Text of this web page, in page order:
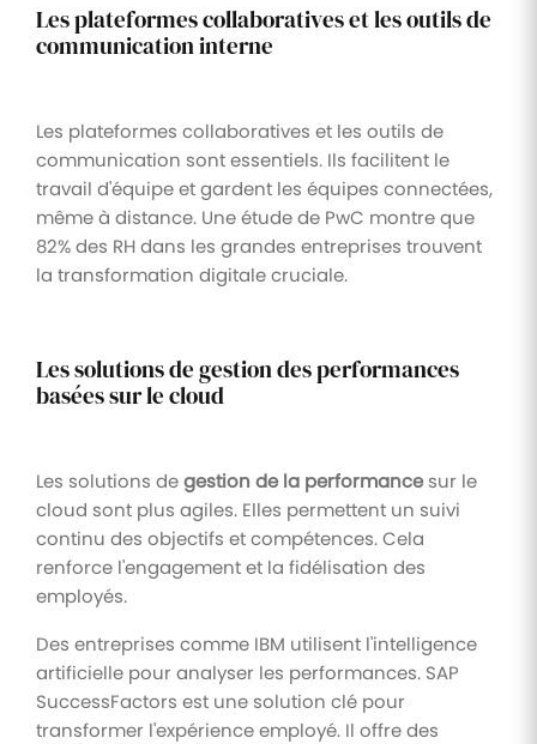
Les plateformes collaboratives et les outils de
communication interne
Les plateformes collaboratives et les outils de
communication sont essentiels. Ils facilitent le
travail d'équipe et gardent les équipes connectées,
même à distance. Une étude de PwC montre que
82% des RH dans les grandes entreprises trouvent
la transformation digitale cruciale.
Les solutions de gestion des performances
basées sur le cloud
Les solutions degestion de la performancesur le
cloud sont plus agiles. Elles permettent un suivi
continu des objectifs et compétences. Cela
renforce l'engagement et la fidélisation des
employés.
Des entreprises comme IBM utilisent l'intelligence
artificielle pour analyser les performances. SAP
SuccessFactors est une solution clé pour
transformer l'expérience employé. Il offre des